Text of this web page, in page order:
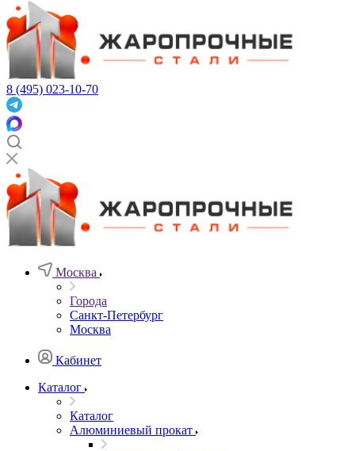
8 (495) 023-10-70
Москва
Города
Санкт-Петербург
Москва
Кабинет
Каталог
Каталог
Алюминиевый прокат